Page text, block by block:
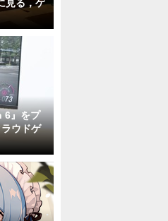
見る，ゲ
6』をプ
ウドゲ